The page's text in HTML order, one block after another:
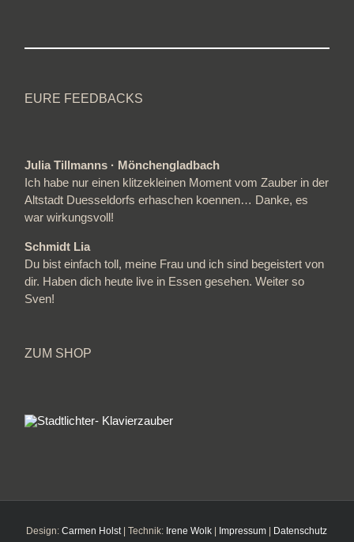
EURE FEEDBACKS
Julia Tillmanns · Mönchengladbach
Ich habe nur einen klitzekleinen Moment vom Zauber in der
Altstadt Duesseldorfs erhaschen koennen… Danke, es
war wirkungsvoll!
Schmidt Lia
Du bist einfach toll, meine Frau und ich sind begeistert von
dir. Haben dich heute live in Essen gesehen. Weiter so
Sven!
ZUM SHOP
Design:Carmen Holst| Technik: Irene Wolk Impressum Datenschutz